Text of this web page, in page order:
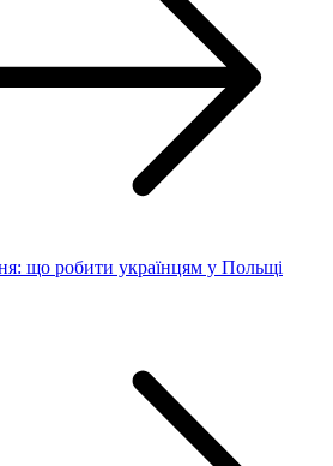
що робити українцям у Польщі